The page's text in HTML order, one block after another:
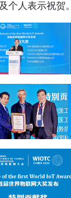
个人表示祝贺。